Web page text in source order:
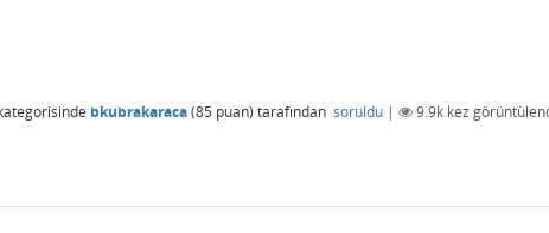
bkubrakaraca(85 puan) tarafından soruldu | 9.9k kez